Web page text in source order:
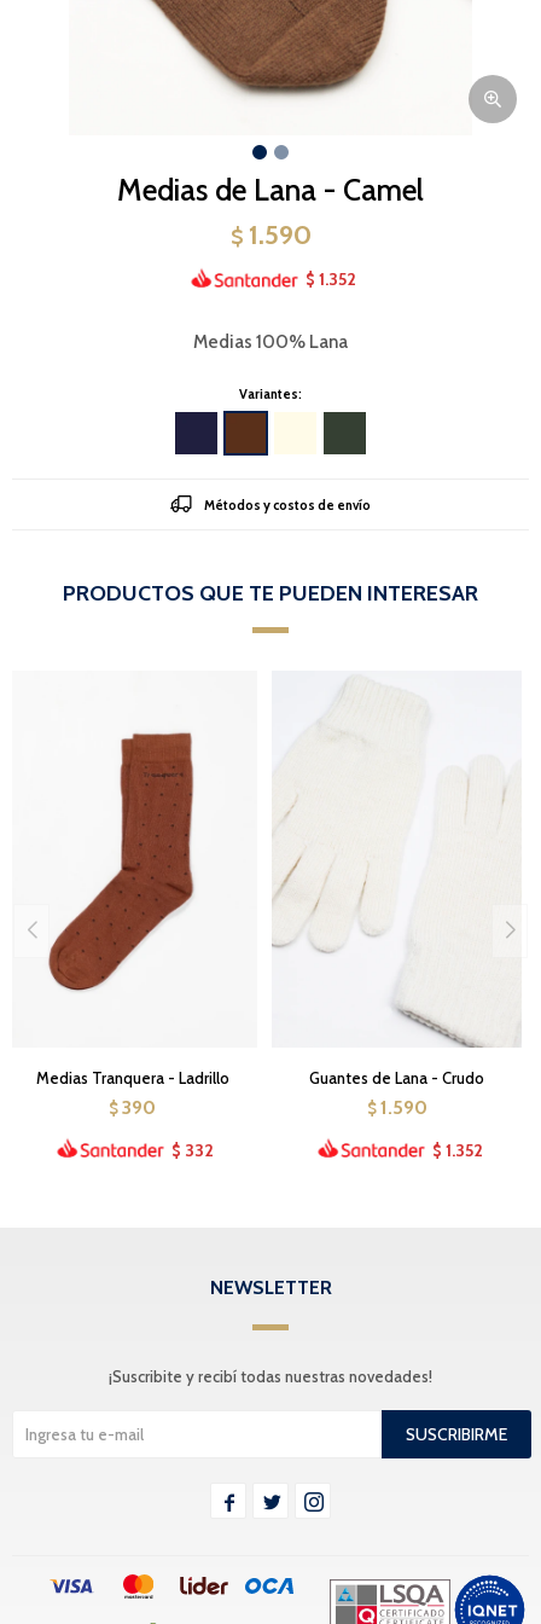
Medias de Lana - Camel
$ 1.590
$ 1.352
Medias 100% Lana
Variantes:
Métodos y costos de envío
PRODUCTOS QUE TE PUEDEN INTERESAR
Medias Tranquera - Ladrillo
$ 390
$ 332
Guantes de Lana - Crudo
$ 1.590
$ 1.352
NEWSLETTER
¡Suscribite y recibí todas nuestras novedades!
SUSCRIBIRME
  